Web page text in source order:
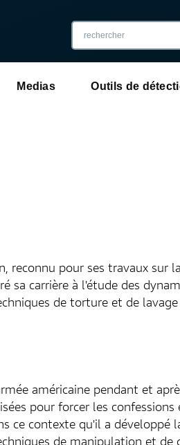
Medias Outils de
pour ses travaux sur
sa carrière à l'étude des
de torture et de
américaine pendant et
pour forcer les
ce contexte qu'il a développé
de manipulation et de